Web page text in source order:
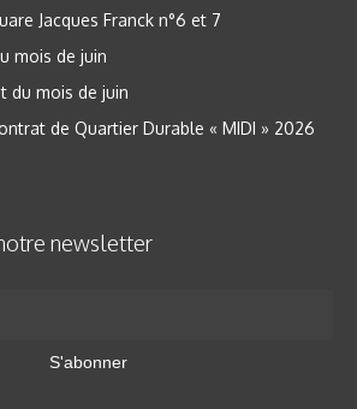
Jacques Franck n°6 et 7
mois de juin
du mois de juin
de Quartier Durable « MIDI » 2026
newsletter